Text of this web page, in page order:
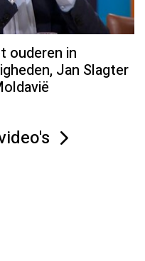
ouderen in
Jan Slagter